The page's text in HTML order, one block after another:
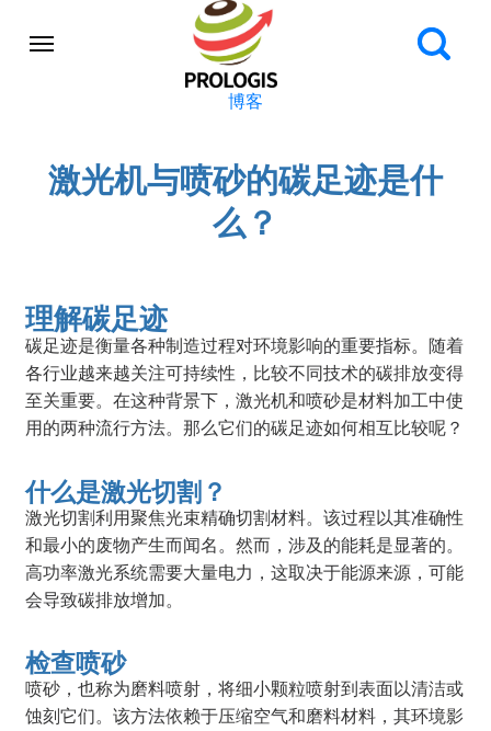
博客
激光机与喷砂的碳足迹是什
么？
理解碳足迹
碳足迹是衡量各种制造过程对环境影响的重要指标。随着
各行业越来越关注可持续性，比较不同技术的碳排放变得
至关重要。在这种背景下，激光机和喷砂是材料加工中使
用的两种流行方法。那么它们的碳足迹如何相互比较呢？
什么是激光切割？
激光切割利用聚焦光束精确切割材料。该过程以其准确性
和最小的废物产生而闻名。然而，涉及的能耗是显著的。
高功率激光系统需要大量电力，这取决于能源来源，可能
会导致碳排放增加。
检查喷砂
喷砂，也称为磨料喷射，将细小颗粒喷射到表面以清洁或
蚀刻它们。该方法依赖于压缩空气和磨料材料，其环境影